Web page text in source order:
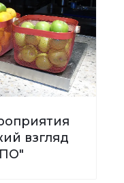
взгляд